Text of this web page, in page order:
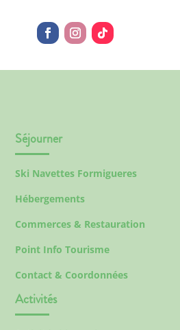
Séjourner
Ski Navettes Formigueres
Hébergements
Commerces & Restauration
Point Info Tourisme
Contact & Coordonnées
Activités